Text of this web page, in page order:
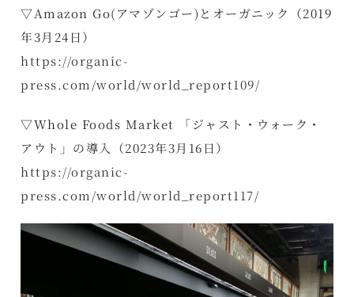
▽Amazon Go(アマゾンゴー)とオーガニック（2019
年3月24日）
https://organic-
press.com/world/world_report109/
▽Whole Foods Market 「ジャスト・ウォーク・
アウト」の導入（2023年3月16日）
https://organic-
press.com/world/world_report117/